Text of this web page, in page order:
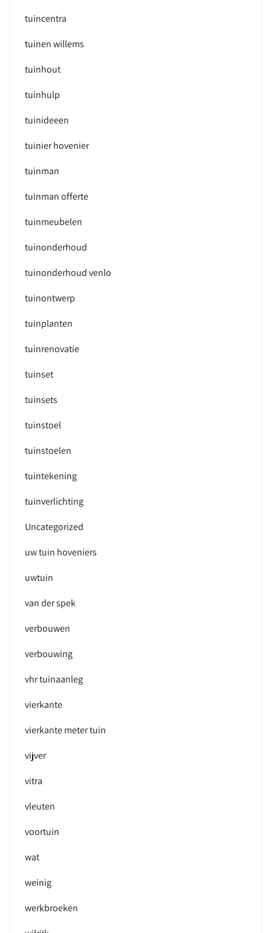
tuincentra
tuinen willems
tuinhout
tuinhulp
tuinideeen
tuinier hovenier
tuinman
tuinman offerte
tuinmeubelen
tuinonderhoud
tuinonderhoud venlo
tuinontwerp
tuinplanten
tuinrenovatie
tuinset
tuinsets
tuinstoel
tuinstoelen
tuintekening
tuinverlichting
Uncategorized
uw tuin hoveniers
uwtuin
van der spek
verbouwen
verbouwing
vhr tuinaanleg
vierkante
vierkante meter tuin
vijver
vitra
vleuten
voortuin
wat
weinig
werkbroeken